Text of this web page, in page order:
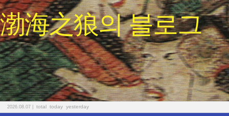
渤海之狼의 블로그
2026.08.07 total today yesterday